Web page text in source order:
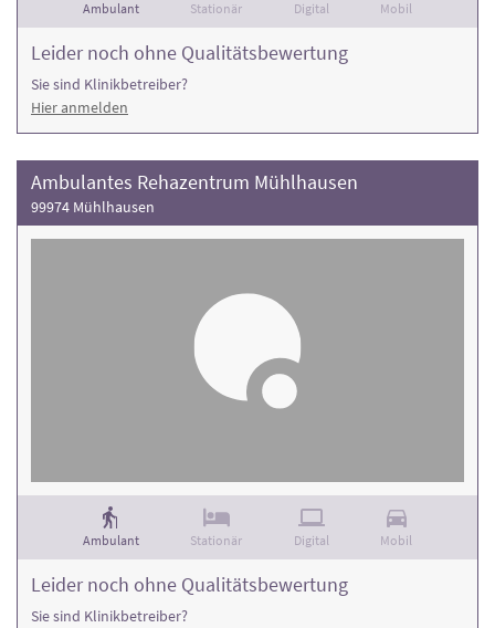
Ambulant Stationär Digital Mobil
Leider noch ohne Qualitätsbewertung
Sie sind Klinikbetreiber?
Hier anmelden
Ambulantes Rehazentrum Mühlhausen
99974 Mühlhausen
Ambulant Stationär Digital Mobil
Leider noch ohne Qualitätsbewertung
Sie sind Klinikbetreiber?